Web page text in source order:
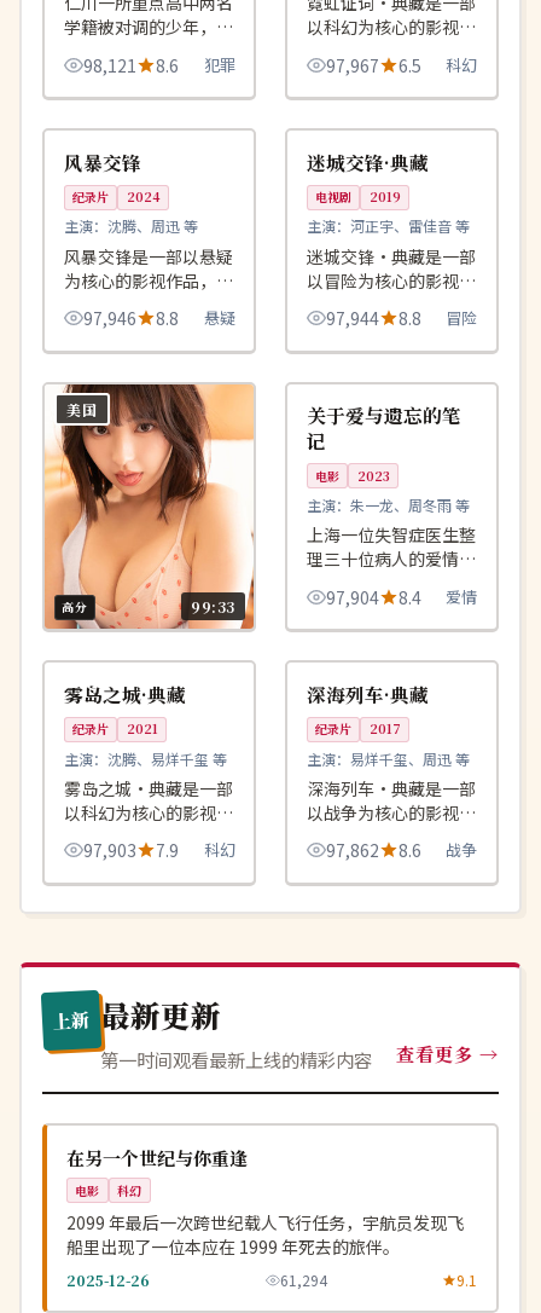
学籍被对调的少年，用
整个十八岁完成了一场
互换身份的复仇。
98,121 8.6 犯罪
以科幻为核心的影视作
品，围绕危机、反转与
人物成长展开，整体节
奏紧凑，值得推荐观
看。
97,967 6.5 科幻
美国
99:21
风暴交锋
纪录片 2024
主演： 沈腾、周迅 等
风暴交锋是一部以悬疑
为核心的影视作品，围
绕危机、反转与人物成
长展开，整体节奏紧
凑，值得推荐观看。
97,946 8.8 悬疑
中国
99:10
迷城交锋·典藏
电视剧 2019
主演： 河正宇、雷佳音 等
迷城交锋·典藏是一部
以冒险为核心的影视作
品，围绕危机、反转与
人物成长展开，整体节
奏紧凑，值得推荐观
看。
97,944 8.8 冒险
美国
高分 99:33
星河入口·典藏
综艺 2015
主演：汤唯、周迅 等
星河入口·典藏是一部
以惊悚为核心的影视作
品，围绕危机、反转与
人物成长展开，整体节
奏紧凑，值得推荐观
看。
97,918 7.5 惊悚
中国
4K 99:38
关于爱与遗忘的笔
记
电影 2023
主演： 朱一龙、周冬雨 等
上海一位失智症医生整
理三十位病人的爱情笔
记后，发现自己的名字
出现在每一本里。
97,904 8.4 爱情
韩国
93:09
雾岛之城·典藏
纪录片 2021
主演： 沈腾、易烊千玺 等
雾岛之城·典藏是一部
以科幻为核心的影视作
品，围绕危机、反转与
人物成长展开，整体节
奏紧凑，值得推荐观
看。
97,903 7.9 科幻
日本
99:32
深海列车·典藏
纪录片 2017
主演： 易烊千玺、周迅 等
深海列车·典藏是一部
以战争为核心的影视作
品，围绕危机、反转与
人物成长展开，整体节
奏紧凑，值得推荐观
看。
97,862 8.6 战争
上新 最新更新
第一时间观看最新上线的精彩内容 查看更多
美国
在另一个世纪与你重逢
电影 科幻
2099 年最后一次跨世纪载人飞行任务，宇航员发现飞
船里出现了一位本应在 1999 年死去的旅伴。
2025-12-26 61,294 9.1